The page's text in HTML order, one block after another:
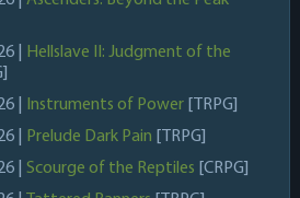
|
Hellslave II: Judgment of the
|
Instruments of Power
[TRPG]
|
Prelude Dark Pain
[TRPG]
| Scourge of the Reptiles [CRPG]